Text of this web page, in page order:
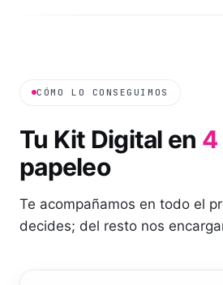
CÓMO LO CONSEGUIMOS
Tu Kit Digital en 4
papeleo
Te acompañamos en todo el
decides; del resto nos